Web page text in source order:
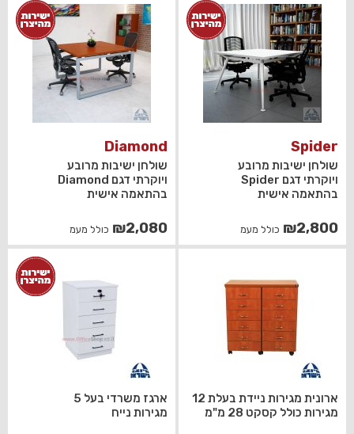
Spider
שולחן ישיבות מרובע
ויוקרתי דגם Spider
בהתאמה אישית
₪2,800 כולל מעמ
Diamond
שולחן ישיבות מרובע
ויוקרתי דגם Diamond
בהתאמה אישית
₪2,080 כולל מעמ
ארונית מגירות ניידת בעלת 12
מגירות כולל קסקט 28 מ"מ
ארגז משרדי בעל 5
מגירות נייח